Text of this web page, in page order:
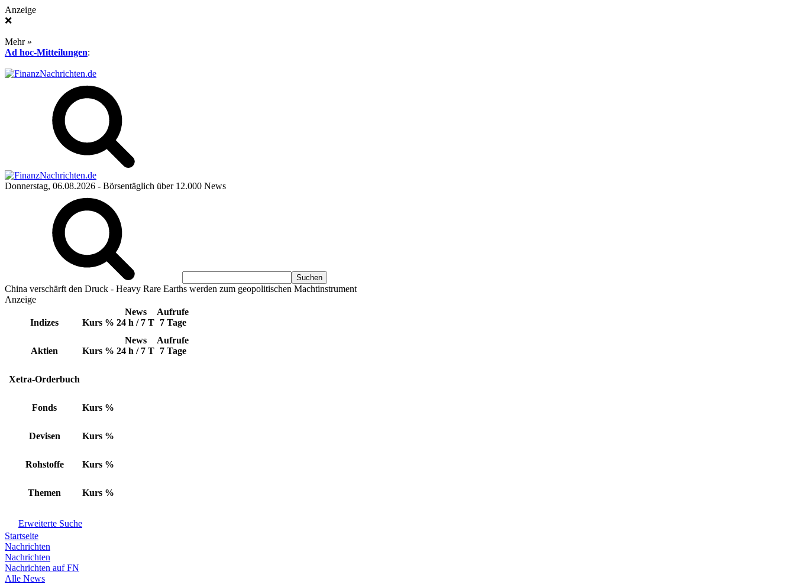
Anzeige
❌
Mehr »
Ad hoc-Mitteilungen:
Donnerstag, 06.08.2026 - Börsentäglich über 12.000 News
China verschärft den Druck - Heavy Rare Earths werden zum geopolitischen Machtinstrument
Anzeige
Indizes Kurs %
News
24 h / 7 T
Aufrufe
7 Tage
Aktien Kurs %
News
24 h / 7 T
Aufrufe
7 Tage
Xetra-Orderbuch
Fonds Kurs %
Devisen Kurs %
Rohstoffe Kurs %
Themen Kurs %
Erweiterte Suche
Startseite
Nachrichten
Nachrichten
Nachrichten auf FN
Alle News